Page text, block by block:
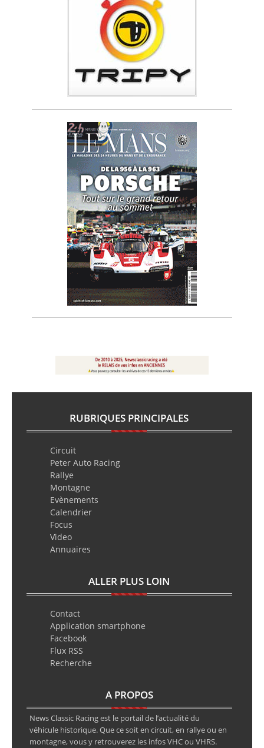
RUBRIQUES PRINCIPALES
Circuit
Peter Auto Racing
Rallye
Montagne
Evènements
Calendrier
Focus
Video
Annuaires
ALLER PLUS LOIN
Contact
Application smartphone
Facebook
Flux RSS
Recherche
A PROPOS
News Classic Racing est le portail de l’actualité du
véhicule historique. Que ce soit en circuit, en rallye ou en
montagne, vous y retrouverez les infos VHC ou VHRS.